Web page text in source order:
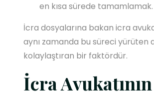
en kısa sürede tamamlamak.
İcra dosyalarına bakan icra
aynı zamanda bu süreci yürüten
kolaylaştıran bir faktördür.
İcra